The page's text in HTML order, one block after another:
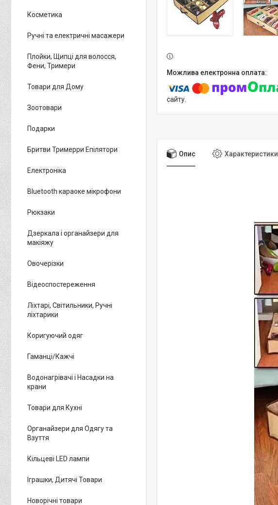
сайту.
Опис Характеристики
Косметика
Ручні та електричні масажери
Плойки, Щипці для волосся,
Фени, Тримери
Товари для Дому
Зоотовари
Подарки
Бритви Тримерри Епілятори
Електроніка
Bluetooth караоке мікрофони
Рюкзаки
Дзеркала і органайзери для
макіяжу
Овочерізки
Відеоспостереження
Ліхтарі, Світильники, Ручні
ліхтарики
Коригуючий одяг
Гаманці/Кажчі
Водонагрівачі і Насадки на
крани
Товари для Кухні
Органайзери для Одягу та
Взуття
Кільцеві LED лампи
Іграшки, Дитячі Товари
Новорічні товари